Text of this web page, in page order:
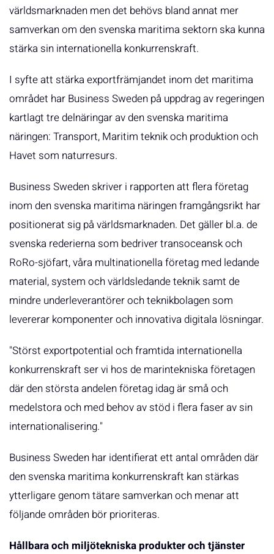
världsmarknaden men det behövs bland annat mer
samverkan om den svenska maritima sektorn ska kunna
stärka sin internationella konkurrenskraft.
I syfte att stärka exportfrämjandet inom det maritima
området har Business Sweden på uppdrag av regeringen
kartlagt tre delnäringar av den svenska maritima
näringen: Transport, Maritim teknik och produktion och
Havet som naturresurs.
Business Sweden skriver i rapporten att flera företag
inom den svenska maritima näringen framgångsrikt har
positionerat sig på världsmarknaden. Det gäller bl.a. de
svenska rederierna som bedriver transoceansk och
RoRo-sjöfart, våra multinationella företag med ledande
material, system och världsledande teknik samt de
mindre underleverantörer och teknikbolagen som
levererar komponenter och innovativa digitala lösningar.
"Störst exportpotential och framtida internationella
konkurrenskraft ser vi hos de marintekniska företagen
där den största andelen företag idag är små och
medelstora och med behov av stöd i flera faser av sin
internationalisering."
Business Sweden har identifierat ett antal områden där
den svenska maritima konkurrenskraft kan stärkas
ytterligare genom tätare samverkan och menar att
följande områden bör prioriteras.
Hållbara och miljötekniska produkter och tjänster